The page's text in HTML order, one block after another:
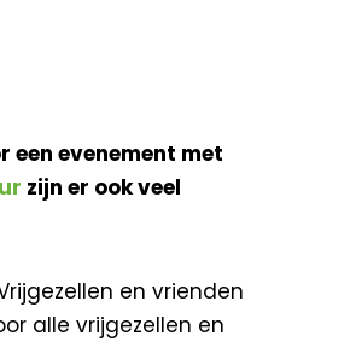
een evenement met
zijn er ook veel
en vrienden
alle vrijgezellen en